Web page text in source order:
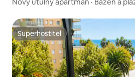
Superhostiteľ
Superhostiteľ